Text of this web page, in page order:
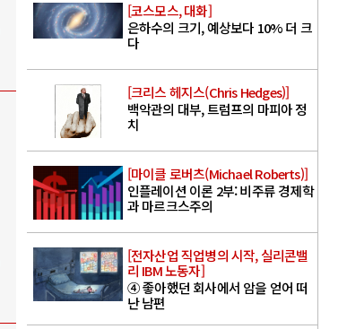
[코스모스, 대화]
은하수의 크기, 예상보다 10% 더 크
다
[크리스 헤지스(Chris Hedges)]
백악관의 대부, 트럼프의 마피아 정
치
[마이클 로버츠(Michael Roberts)]
인플레이션 이론 2부: 비주류 경제학
과 마르크스주의
[전자산업 직업병의 시작, 실리콘밸
리 IBM 노동자]
④ 좋아했던 회사에서 암을 얻어 떠
난 남편